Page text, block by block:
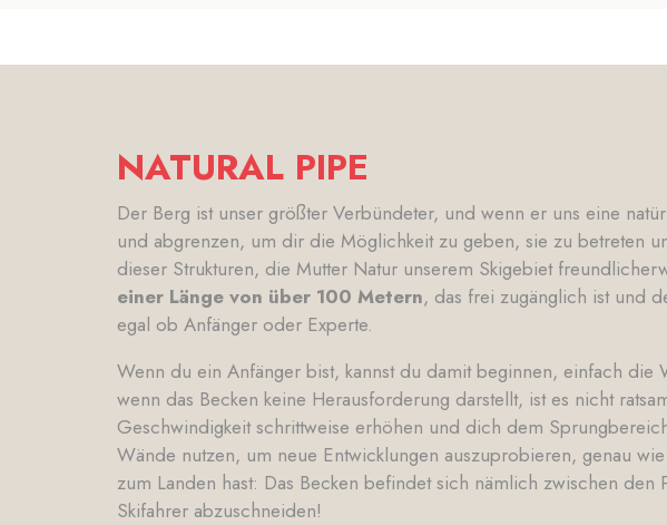
NATURAL PIPE
Der Berg ist unser größter Verbündeter, und wenn er uns eine
und abgrenzen, um dir die Möglichkeit zu geben, sie zu betreten
dieser Strukturen, die Mutter Natur unserem Skigebiet
einer Länge von über 100 Metern, das frei zugänglich ist und
egal ob Anfänger oder Experte.
Wenn du ein Anfänger bist, kannst du damit beginnen, einfach
wenn das Becken keine Herausforderung darstellt, ist es nicht
Geschwindigkeit schrittweise erhöhen und dich dem
Wände nutzen, um neue Entwicklungen auszuprobieren, genau
zum Landen hast: Das Becken befindet sich nämlich zwischen
Skifahrer abzuschneiden!